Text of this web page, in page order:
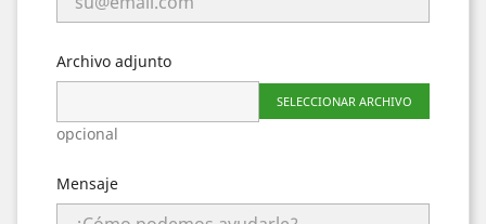
Archivo adjunto
SELECCIONAR ARCHIVO
opcional
Mensaje